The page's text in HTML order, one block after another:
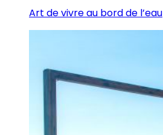
Art de vivre au bord de l’eau